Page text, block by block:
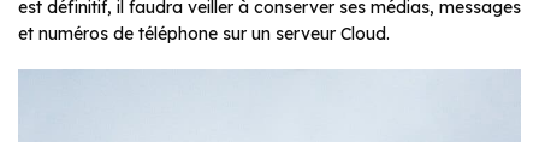
est définitif, il faudra veiller à conserver ses médias, messages
et numéros de téléphone sur un serveur Cloud.